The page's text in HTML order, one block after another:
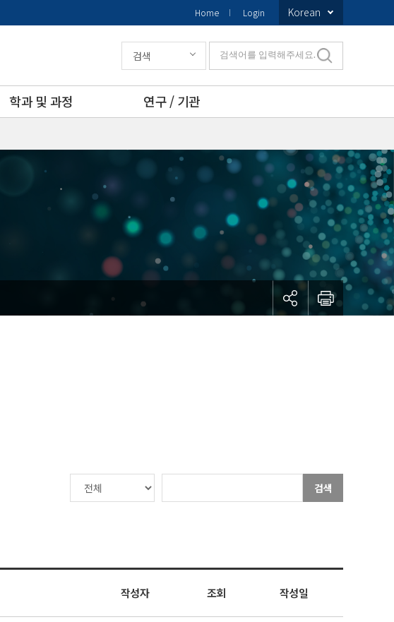
Home Login Korean
학과 및 과정
연구 / 기관
검색 검색어를 입력해주세요.
검색
작성자 조회 작성일